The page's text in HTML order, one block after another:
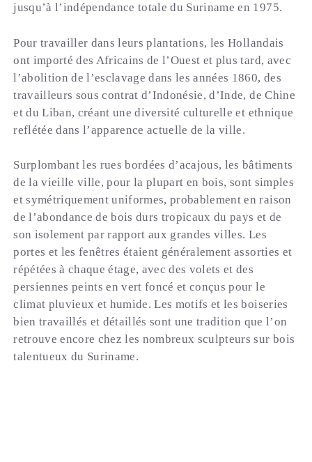
jusqu’à l’indépendance totale du Suriname en 1975.
Pour travailler dans leurs plantations, les Hollandais
ont importé des Africains de l’Ouest et plus tard, avec
l’abolition de l’esclavage dans les années 1860, des
travailleurs sous contrat d’Indonésie, d’Inde, de Chine
et du Liban, créant une diversité culturelle et ethnique
reflétée dans l’apparence actuelle de la ville.
Surplombant les rues bordées d’acajous, les bâtiments
de la vieille ville, pour la plupart en bois, sont simples
et symétriquement uniformes, probablement en raison
de l’abondance de bois durs tropicaux du pays et de
son isolement par rapport aux grandes villes. Les
portes et les fenêtres étaient généralement assorties et
répétées à chaque étage, avec des volets et des
persiennes peints en vert foncé et conçus pour le
climat pluvieux et humide. Les motifs et les boiseries
bien travaillés et détaillés sont une tradition que l’on
retrouve encore chez les nombreux sculpteurs sur bois
talentueux du Suriname.